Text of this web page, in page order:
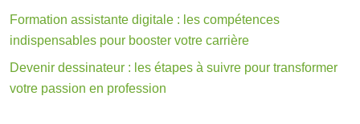
Formation assistante digitale : les compétences
indispensables pour booster votre carrière
Devenir dessinateur : les étapes à suivre pour transformer
votre passion en profession